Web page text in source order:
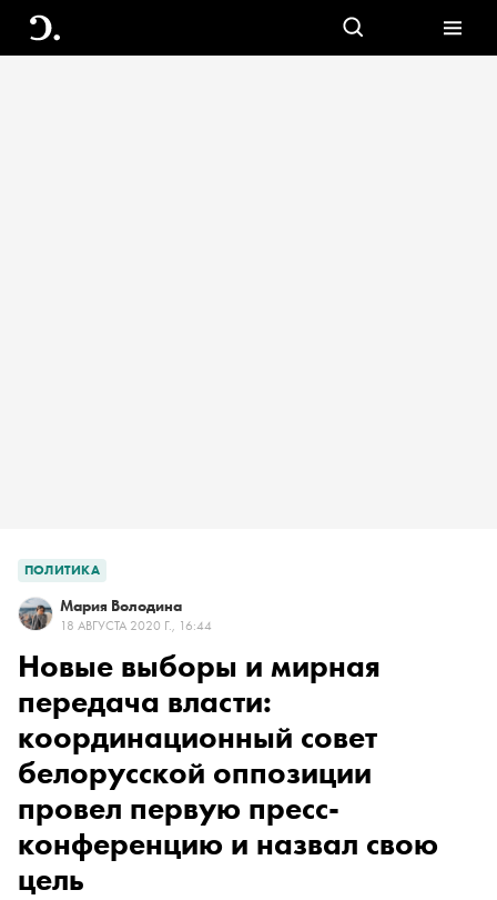
ПОЛИТИКА
Мария Володина
18 АВГУСТА 2020 Г., 16:44
Новые выборы и мирная
передача власти:
координационный совет
белорусской оппозиции
провел первую пресс-
конференцию и назвал свою
цель